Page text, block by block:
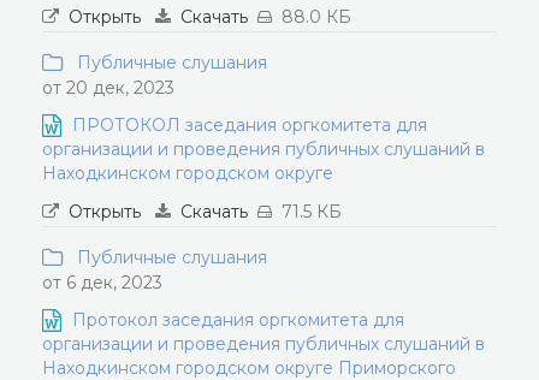
Открыть
Скачать 88.0 КБ
Публичные слушания
от 20 дек, 2023
ПРОТОКОЛ заседания оргкомитета для
организации и проведения публичных слушаний в
Находкинском городском округе
Открыть
Скачать 71.5 КБ
Публичные слушания
от 6 дек, 2023
Протокол заседания оргкомитета для
организации и проведения публичных слушаний в
Находкинском городском округе Приморского